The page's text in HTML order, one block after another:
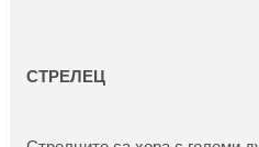
СТРЕЛЕЦ